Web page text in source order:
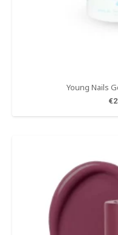
Young Nails
€